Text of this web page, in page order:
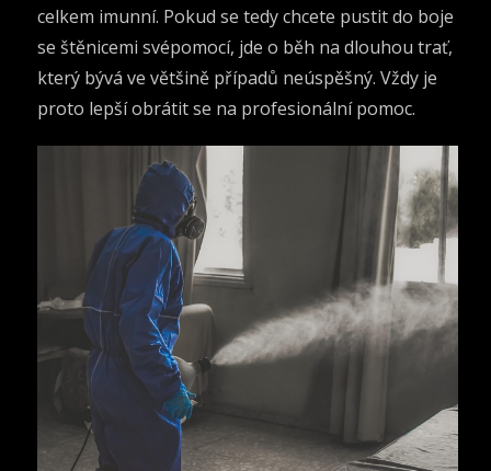
celkem imunní. Pokud se tedy chcete pustit do boje
se štěnicemi svépomocí, jde o běh na dlouhou trať,
který bývá ve většině případů neúspěšný. Vždy je
proto lepší obrátit se na profesionální pomoc.